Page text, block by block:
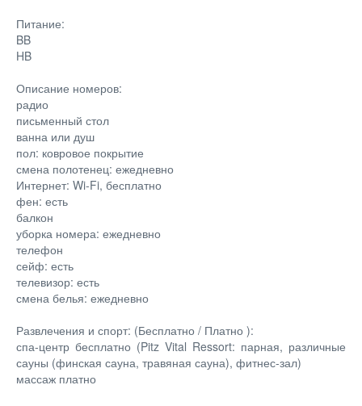
Питание:
BB
HB
Описание номеров:
радио
письменный стол
ванна или душ
пол: ковровое покрытие
смена полотенец: ежедневно
Интернет: Wi-Fi, бесплатно
фен: есть
балкон
уборка номера: ежедневно
телефон
сейф: есть
телевизор: есть
смена белья: ежедневно
Развлечения и спорт: (Бесплатно / Платно ):
спа-центр бесплатно (Pitz Vital Ressort: парная, различные
сауны (финская сауна, травяная сауна), фитнес-зал)
массаж платно